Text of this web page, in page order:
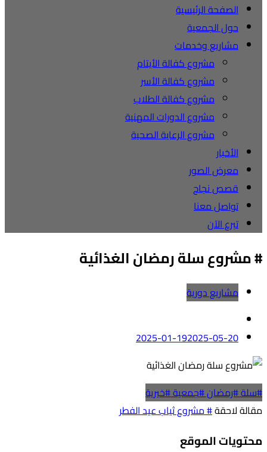
الصفحة الرئيسية
حول الجمعية
مشاريع وخدمات
مشروع كفالة الأيتام
مشروع كفالة الأسر
مشروع كفالة الطلاب
مشروع الدورات المهنية
مشروع الرعاية الصحية
الأخبار
معرض الصور
قصص نجاح
تواصل معنا
تبرع الآن
# مشروع سلة رمضان الغذائية
مشاريع دورية
2025-01-192025-05-20
#سلة #رمضان #جمعية #خيرية
مقالة لاحقة# مشروع ثياب عيد الفطر
محتويات الموقع